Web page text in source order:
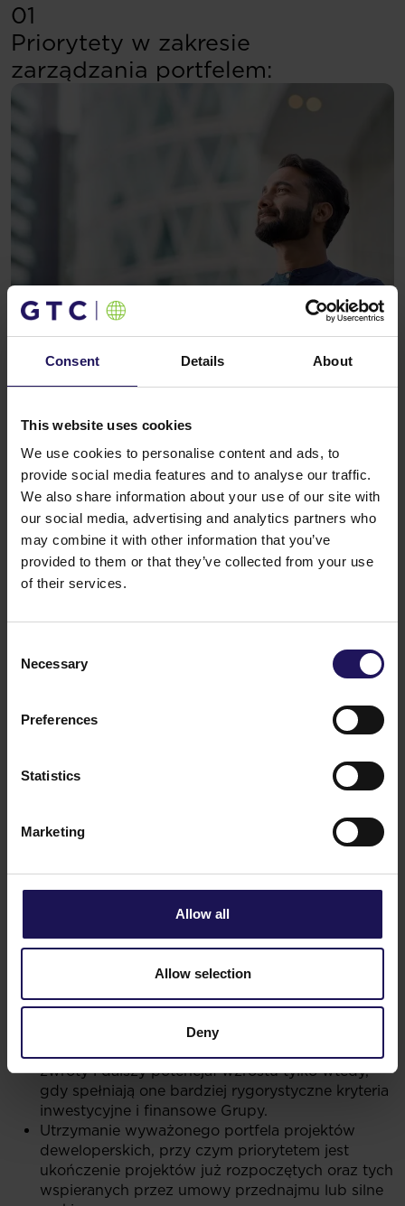
Consent Details About
This website uses cookies
We use cookies to personalise content and ads, to
provide social media features and to analyse our traffic.
We also share information about your use of our site with
our social media, advertising and analytics partners who
may combine it with other information that you’ve
provided to them or that they’ve collected from your use
of their services.
Selection
Necessary
Preferences
Statistics
Marketing
Allow all
Allow selection
Deny
01
Priorytety w zakresie
zarządzania portfelem:
01
Priorytety w zakresie
zarządzania portfelem:
Aktywne zarządzanie ukończonym portfelem
w celu poprawy przychodów z wynajmu
i poziomu najmu oraz utrzymania efektywności
starszych i nieefektywnych energetycznie
aktywów lub tych znajdujących się na słabszych
przynosi to wartość dodaną.
Sprzedaż aktywów niezwiązanych z podstawową
uwolnienia kapitału na wybrane inwestycje
i możliwości zwiększenia wartości, a tym samym
Selektywna sprzedaż nieruchomości
komercyjnych, które są albo kapitałochłonne,
albo osiągnęły swój potencjał wartościowy (w
pełni wynajęte z wysokim WAULT), tam gdzie
reinwestowanie kapitału jest atrakcyjne.
w przypadku, gdy istnieje realny potencjał
wynikający z ponownego wynajęcia, poprawy
a transakcja jest zgodna z kryteriami Grupy
dotyczącymi delewarowania i zwrotu z inwestycji.
zwroty i dalszy potencjał wzrostu tylko wtedy,
gdy spełniają one bardziej rygorystyczne kryteria
inwestycyjne i finansowe Grupy.
Utrzymanie wyważonego portfela projektów
deweloperskich, przy czym priorytetem jest
ukończenie projektów już rozpoczętych oraz tych
wspieranych przez umowy przednajmu lub silne